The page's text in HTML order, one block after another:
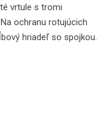
vrtule s tromi
ochranu rotujúcich
hriadeľ so spojkou.